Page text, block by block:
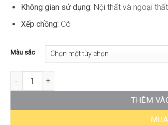
Không gian sử dụng: Nội thất và ngoại thất
Xếp chồng: Có
Màu sắc
Ghế Cafe Nhựa Cao Cấp AT-WC626 số lượng
THÊM